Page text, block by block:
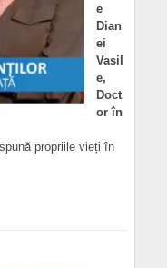
e
Dian
ei
Vasil
e,
Doct
or în
propriile vieți în